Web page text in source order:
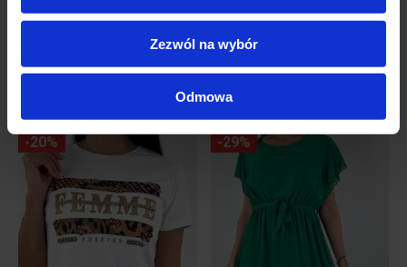
Zezwól na wybór
Odmowa
Podobne produkty
-20% -29%